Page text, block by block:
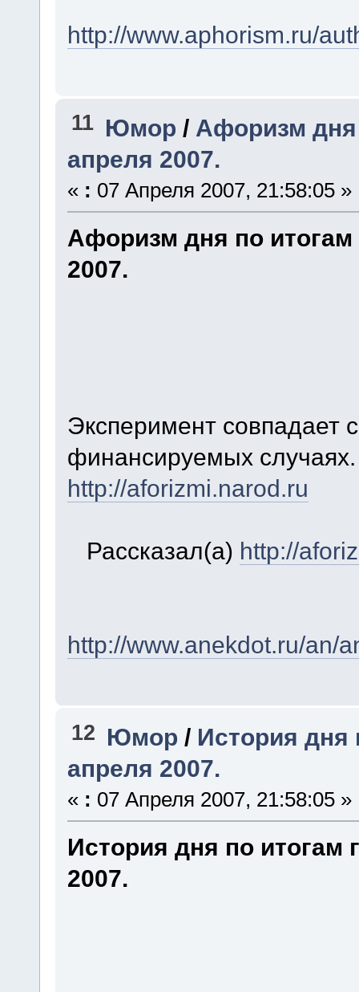
http://www.aphorism.ru/
11 Юмор / Афоризм дня
апреля 2007.
« : 07 Апреля 2007, 21:58:05 »
Афоризм дня по итогам
2007.
Эксперимент совпадает
финансируемых случаях.
http://aforizmi.narod.ru
Рассказал(a) http://
http://www.anekdot.ru/an/
12 Юмор / История дня
апреля 2007.
« : 07 Апреля 2007, 21:58:05 »
История дня по итогам
2007.